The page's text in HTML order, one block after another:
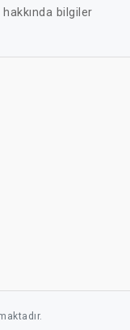
bilgiler